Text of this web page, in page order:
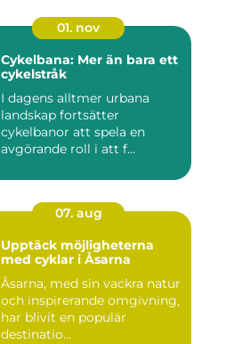
01. nov
Cykelbana: Mer än bara ett
cykelstråk
I dagens alltmer urbana
landskap fortsätter
cykelbanor att spela en
avgörande roll i att f...
07. aug
Upptäck möjligheterna
med cyklar i Åsarna
Åsarna, med sin vackra natur
och inspirerande omgivning,
har blivit en populär
destinatio...